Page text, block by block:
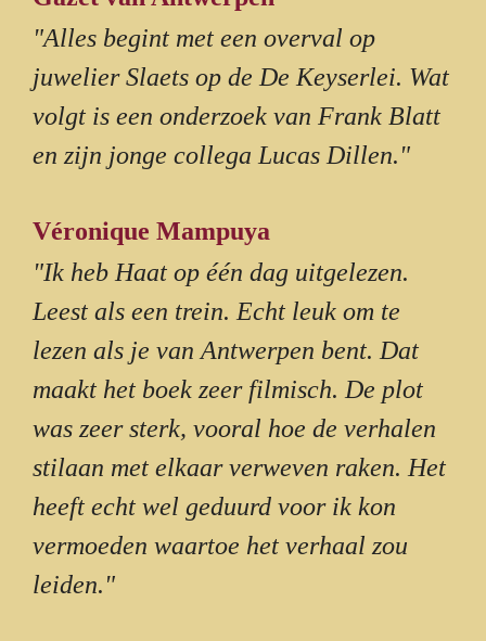
"Alles begint met een overval op
juwelier Slaets op de De Keyserlei. Wat
volgt is een onderzoek van Frank Blatt
en zijn jonge collega Lucas Dillen."
Véronique Mampuya
"Ik heb Haat op één dag uitgelezen.
Leest als een trein. Echt leuk om te
lezen als je van Antwerpen bent. Dat
maakt het boek zeer filmisch. De plot
was zeer sterk, vooral hoe de verhalen
stilaan met elkaar verweven raken. Het
heeft echt wel geduurd voor ik kon
vermoeden waartoe het verhaal zou
leiden."